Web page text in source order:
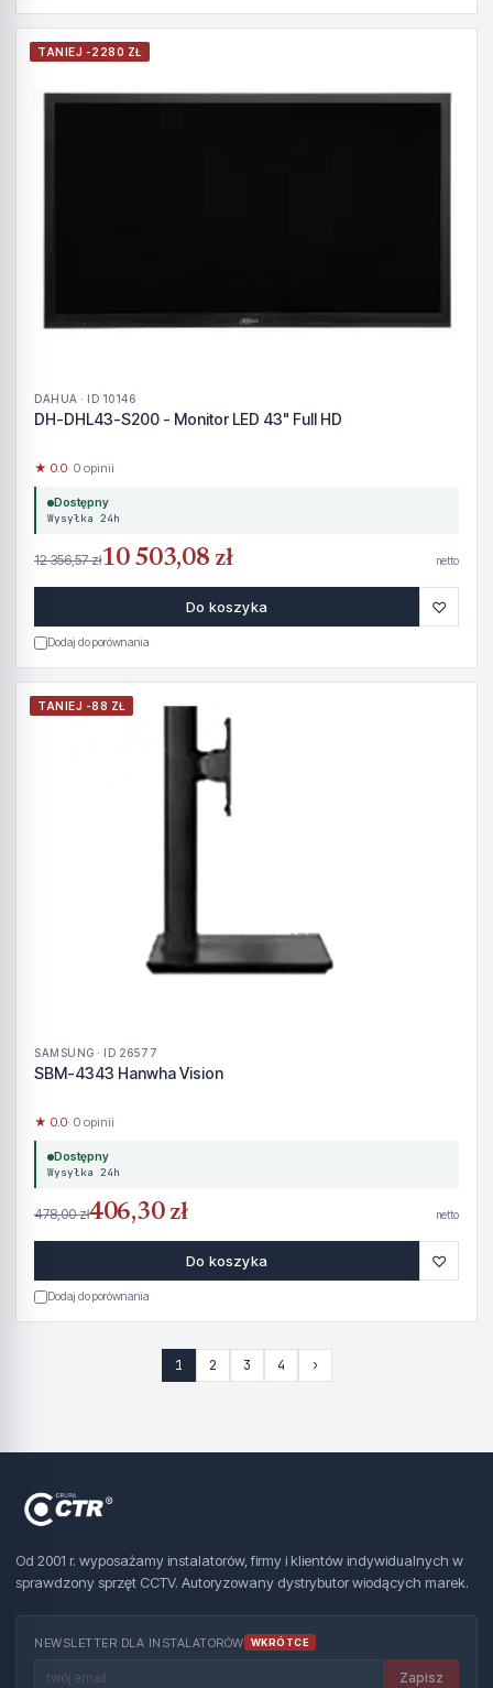
TANIEJ -2280 ZŁ
DAHUA · ID 10146
DH-DHL43-S200 - Monitor LED 43" Full HD
★ 0.0· 0 opinii
Dostępny
Wysyłka 24h
12 356,57 zł10 503,08 zł netto
Do koszyka ♡
Dodaj do porównania
TANIEJ -88 ZŁ
SAMSUNG · ID 26577
SBM-4343 Hanwha Vision
★ 0.0· 0 opinii
Dostępny
Wysyłka 24h
478,00 zł406,30 zł netto
Do koszyka ♡
Dodaj do porównania
1 2 3 4 ›
Od 2001 r. wyposażamy instalatorów, firmy i klientów indywidualnych w
sprawdzony sprzęt CCTV. Autoryzowany dystrybutor wiodących marek.
NEWSLETTER DLA INSTALATORÓW WKRÓTCE
Zapisz